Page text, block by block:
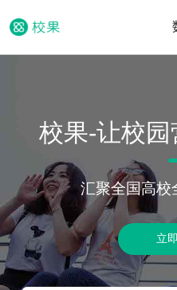
校果-让校
汇聚全国高校
立